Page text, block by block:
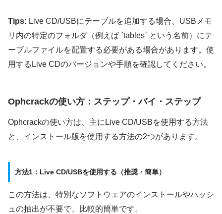
Tips: Live CD/USBにテーブルを追加する場合、USBメモ
リ内の特定のフォルダ（例えば `tables` という名前）にテ
ーブルファイルを配置する必要がある場合があります。使
用するLive CDのバージョンや手順を確認してください。
Ophcrackの使い方：ステップ・バイ・ステップ
Ophcrackの使い方は、主にLive CD/USBを使用する方法
と、インストール版を使用する方法の2つがあります。
方法1：Live CD/USBを使用する（推奨・簡単）
この方法は、特別なソフトウェアのインストールやハッシ
ュの抽出が不要で、比較的簡単です。